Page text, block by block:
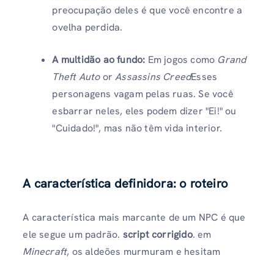
preocupação deles é que você encontre a
ovelha perdida.
A multidão ao fundo: Em jogos como Grand
Theft AutoorAssassins CreedEsses
personagens vagam pelas ruas. Se você
esbarrar neles, eles podem dizer "Ei!" ou
"Cuidado!", mas não têm vida interior.
A característica definidora: o roteiro
A característica mais marcante de um NPC é que
ele segue um padrão. script corrigido. em
Minecraft, os aldeões murmuram e hesitam